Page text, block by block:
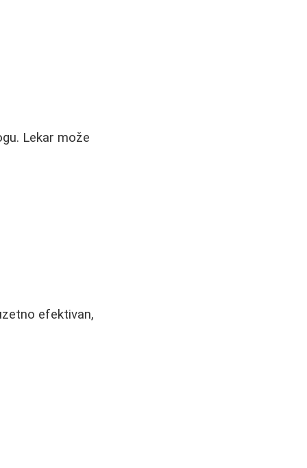
Lekar može
efektivan,